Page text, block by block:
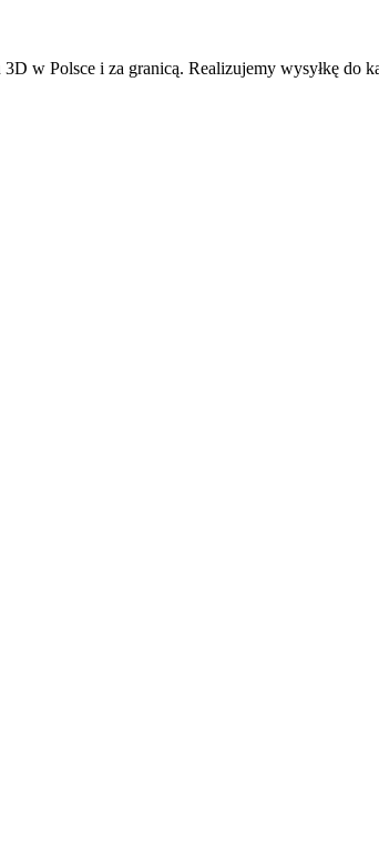
w Polsce i za granicą. Realizujemy wysyłkę do